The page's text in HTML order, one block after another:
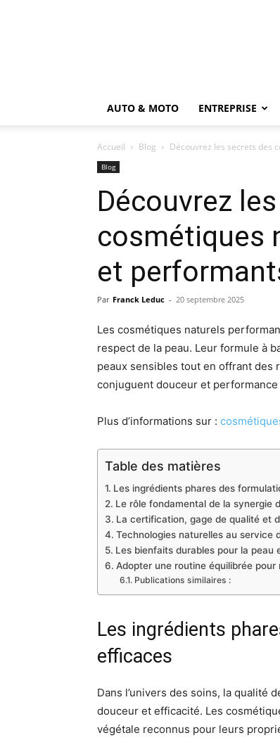
AUTO & MOTO ENTREPRISE
Accueil Blog Découvrez les secrets des
Blog
Découvrez
cosmétiques
et
Par Franck Leduc - 20 septembre 2025
Les cosmétiques naturels
respect de la peau. Leur formule à
peaux sensibles tout en offrant des
conjuguent douceur et
Plus d’informations sur :
Table des matières
Les ingrédients phares des
Le rôle fondamental de la synergie
La certification, gage de qualité et
Technologies naturelles au service
Les bienfaits durables pour la peau
Adopter une routine équilibrée pour
Publications similaires :
Les ingrédients
efficaces
Dans l’univers des soins, la qualité
douceur et efficacité. Les
végétale reconnus pour leurs